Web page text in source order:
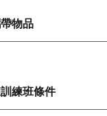
物品
練班條件